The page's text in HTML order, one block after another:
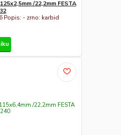
/22,2mm FESTA
Popis: - zrno: karbid